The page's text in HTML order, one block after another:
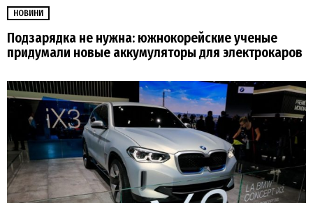
НОВИНИ
Подзарядка не нужна: южнокорейские ученые
придумали новые аккумуляторы для электрокаров